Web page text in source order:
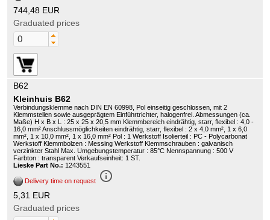
744,48 EUR
Graduated prices
B62
Kleinhuis B62
Verbindungsklemme nach DIN EN 60998, Pol einseitig geschlossen, mit 2
Klemmstellen sowie ausgeprägtem Einführtrichter, halogenfrei. Abmessungen (ca.
Maße) H x B x L : 25 x 25 x 20,5 mm Klemmbereich eindrähtig, starr, flexibel : 4,0 -
16,0 mm² Anschlussmöglichkeiten eindrähtig, starr, flexibel : 2 x 4,0 mm², 1 x 6,0
mm², 1 x 10,0 mm², 1 x 16,0 mm² Pol : 1 Werkstoff Isolierteil : PC - Polycarbonat
Werkstoff Klemmbolzen : Messing Werkstoff Klemmschrauben : galvanisch
verzinkter Stahl Max. Umgebungstemperatur : 85°C Nennspannung : 500 V
Farbton : transparent Verkaufseinheit: 1 ST.
Lieske Part No.: 1243551
Delivery time on request info_outline
5,31 EUR
Graduated prices